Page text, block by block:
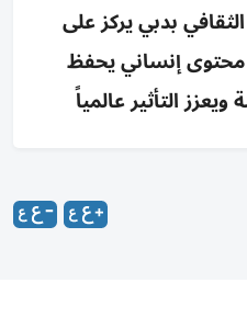
بدبي يركز على
محتوى إنساني يحفظ
التأثير عالمياً